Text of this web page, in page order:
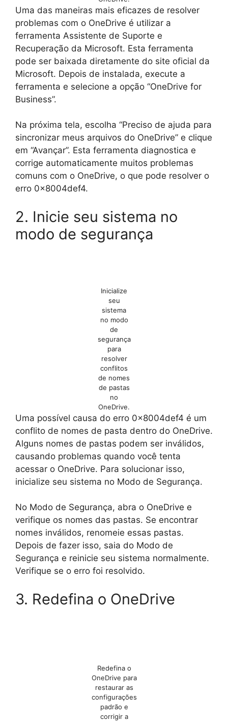
Uma das maneiras mais eficazes de resolver
problemas com o OneDrive é utilizar a
ferramenta Assistente de Suporte e
Recuperação da Microsoft. Esta ferramenta
pode ser baixada diretamente do site oficial da
Microsoft. Depois de instalada, execute a
ferramenta e selecione a opção “OneDrive for
Business”.
Na próxima tela, escolha “Preciso de ajuda para
sincronizar meus arquivos do OneDrive” e clique
em “Avançar”. Esta ferramenta diagnostica e
corrige automaticamente muitos problemas
comuns com o OneDrive, o que pode resolver o
erro 0x8004def4.
2. Inicie seu sistema no
modo de segurança
Inicialize
seu
sistema
no modo
de
segurança
para
resolver
conflitos
de nomes
de pastas
no
OneDrive.
Uma possível causa do erro 0x8004def4 é um
conflito de nomes de pasta dentro do OneDrive.
Alguns nomes de pastas podem ser inválidos,
causando problemas quando você tenta
acessar o OneDrive. Para solucionar isso,
inicialize seu sistema no Modo de Segurança.
No Modo de Segurança, abra o OneDrive e
verifique os nomes das pastas. Se encontrar
nomes inválidos, renomeie essas pastas.
Depois de fazer isso, saia do Modo de
Segurança e reinicie seu sistema normalmente.
Verifique se o erro foi resolvido.
3. Redefina o OneDrive
Redefina o
OneDrive para
restaurar as
configurações
padrão e
corrigir a